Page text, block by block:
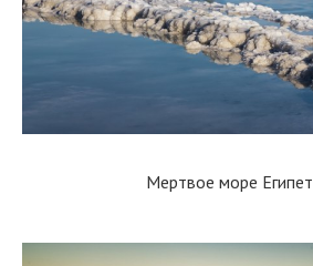
Мертвое море Египет